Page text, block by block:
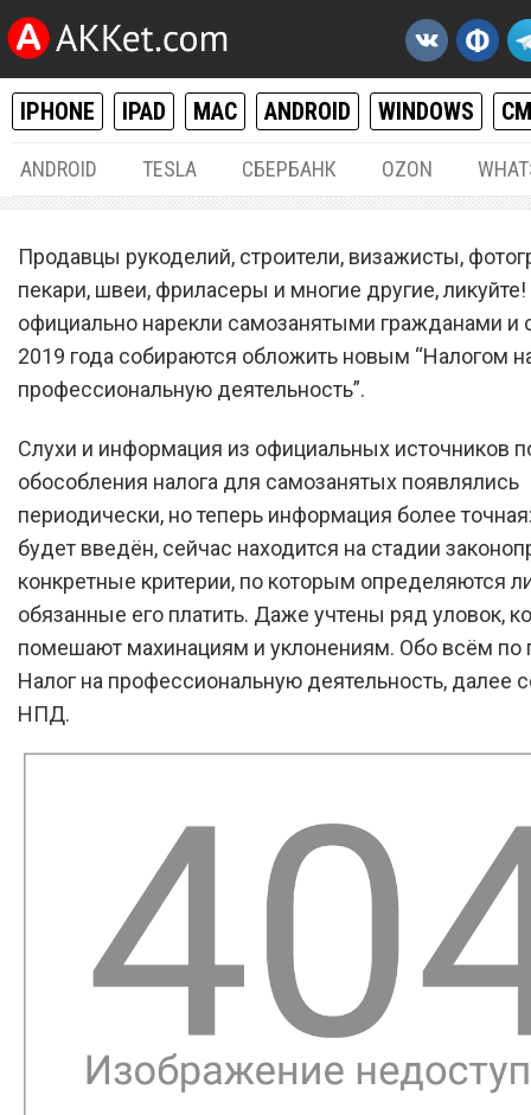
IPHONE IPAD MAC ANDROID WINDOWS
ANDROID TESLA СБЕРБАНК OZON
С 1 января вступает в
новый налог для
банковских карт
Продавцы рукоделий, строители, визажисты,
пекари, швеи, фриласеры и многие другие,
официально нарекли самозанятыми гражданами и
2019 года собираются обложить новым “Налогом
профессиональную деятельность”.
Слухи и информация из официальных источников
обособления налога для самозанятых появлялись
периодически, но теперь информация более
будет введён, сейчас находится на стадии
конкретные критерии, по которым определяются
обязанные его платить. Даже учтены ряд уловок,
помешают махинациям и уклонениям. Обо всём по
Налог на профессиональную деятельность, далее
НПД.